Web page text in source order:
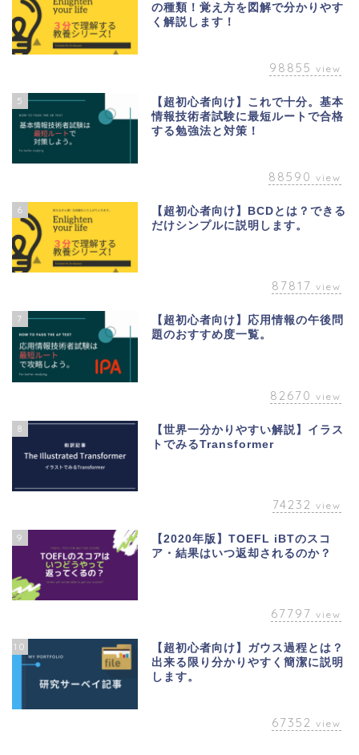
の種類！覚え方を図解で分かりやす
く解説します！
98855 view
5
【超初心者向け】これで十分。基本
情報技術者試験に最短ルートで合格
する勉強法と対策！
88590 view
6
【超初心者向け】BCDとは？できる
だけシンプルに説明します。
87817 view
7
【超初心者向け】応用情報の午後問
題のおすすめ度一覧。
82670 view
8
【世界一分かりやすい解説】イラス
トでみるTransformer
74232 view
9
【2020年版】TOEFL iBTのスコ
ア・結果はいつ返却されるのか？
67797 view
10
【超初心者向け】ガウス過程とは？
出来る限り分かりやすく簡潔に説明
します。
67352 view